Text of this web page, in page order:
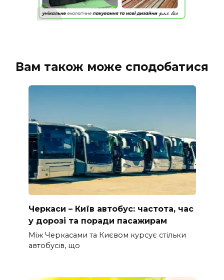
Вам також може сподобатися
Черкаси – Київ автобус: частота, час
у дорозі та поради пасажирам
Між Черкасами та Києвом курсує стільки
автобусів, що